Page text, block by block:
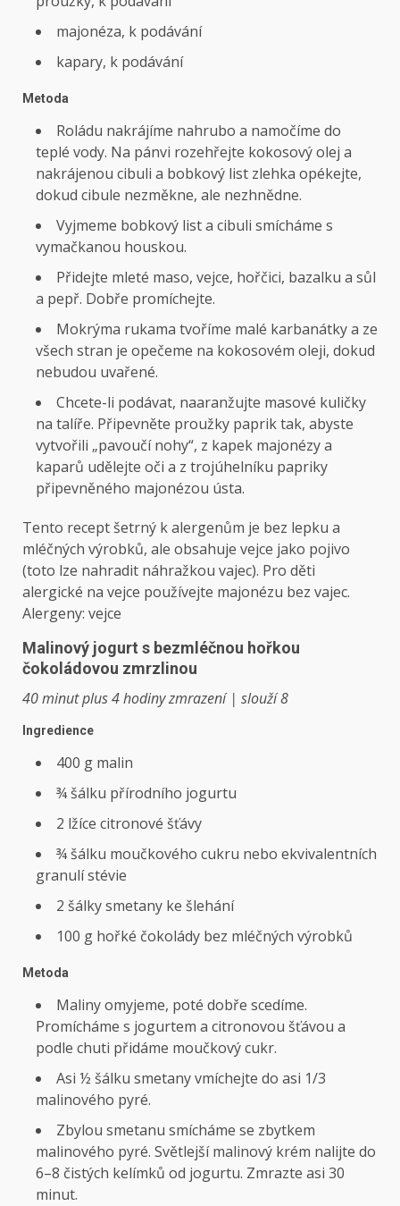
majonéza, k podávání
kapary, k podávání
Metoda
Roládu nakrájíme nahrubo a namočíme do
teplé vody. Na pánvi rozehřejte kokosový olej a
nakrájenou cibuli a bobkový list zlehka opékejte,
dokud cibule nezměkne, ale nezhnědne.
Vyjmeme bobkový list a cibuli smícháme s
vymačkanou houskou.
Přidejte mleté ​​maso, vejce, hořčici, bazalku a sůl
a pepř. Dobře promíchejte.
Mokrýma rukama tvoříme malé karbanátky a ze
všech stran je opečeme na kokosovém oleji, dokud
nebudou uvařené.
Chcete-li podávat, naaranžujte masové kuličky
na talíře. Připevněte proužky paprik tak, abyste
vytvořili „pavoučí nohy“, z kapek majonézy a
kaparů udělejte oči a z trojúhelníku papriky
připevněného majonézou ústa.
Tento recept šetrný k alergenům je bez lepku a
mléčných výrobků, ale obsahuje vejce jako pojivo
(toto lze nahradit náhražkou vajec). Pro děti
alergické na vejce používejte majonézu bez vajec.
Alergeny: vejce
Malinový jogurt s bezmléčnou hořkou
čokoládovou zmrzlinou
40 minut plus 4 hodiny zmrazení | slouží 8
Ingredience
400 g malin
¾ šálku přírodního jogurtu
2 lžíce citronové šťávy
¾ šálku moučkového cukru nebo ekvivalentních
granulí stévie
2 šálky smetany ke šlehání
100 g hořké čokolády bez mléčných výrobků
Metoda
Maliny omyjeme, poté dobře scedíme.
Promícháme s jogurtem a citronovou šťávou a
podle chuti přidáme moučkový cukr.
Asi ½ šálku smetany vmíchejte do asi 1/3
malinového pyré.
Zbylou smetanu smícháme se zbytkem
malinového pyré. Světlejší malinový krém nalijte do
6–8 čistých kelímků od jogurtu. Zmrazte asi 30
minut.